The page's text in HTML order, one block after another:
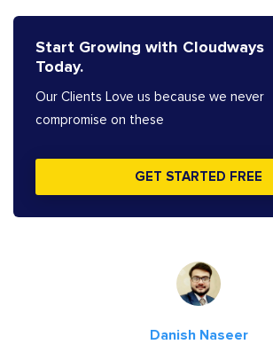
Start Growing with Cloudways
Today.
Our Clients Love us because we never
compromise on these
GET STARTED FREE
Danish Naseer